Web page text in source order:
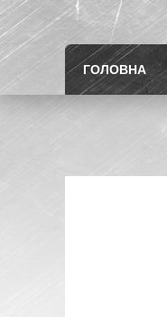
ГОЛОВНА